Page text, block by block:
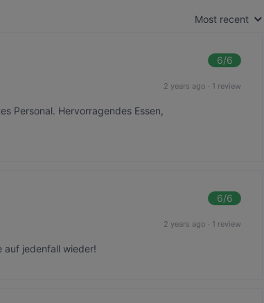
Most recent
6/6
2 years ago · 1 review
Personal. Hervorragendes Essen,
6/6
2 years ago · 1 review
auf jedenfall wieder!